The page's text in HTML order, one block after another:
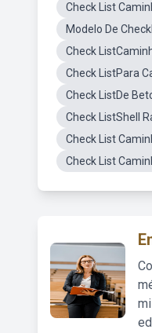
Check List
Modelo De
Check
Check ListPara
Check ListDe
Check ListShell
Check List
Check List